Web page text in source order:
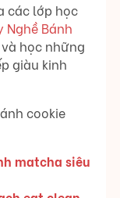
các lớp học
Nghề Bánh
học những
giàu kinh
cookie
matcha siêu